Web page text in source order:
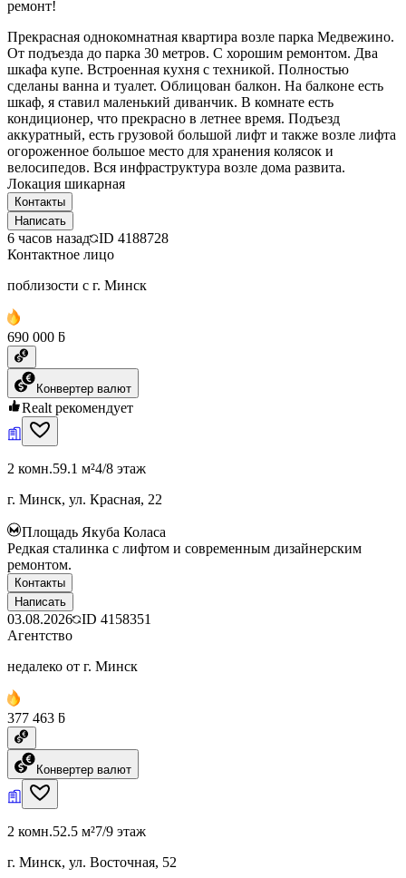
ремонт!
Прекрасная однокомнатная квартира возле парка Медвежино.
От подъезда до парка 30 метров. С хорошим ремонтом. Два
шкафа купе. Встроенная кухня с техникой. Полностью
сделаны ванна и туалет. Облицован балкон. На балконе есть
шкаф, я ставил маленький диванчик. В комнате есть
кондиционер, что прекрасно в летнее время. Подъезд
аккуратный, есть грузовой большой лифт и также возле лифта
огороженное большое место для хранения колясок и
велосипедов. Вся инфраструктура возле дома развита.
Локация шикарная
Контакты
Написать
6 часов назад ID 4188728
Контактное лицо
поблизости с г. Минск
690 000 ƃ
Конвертер валют
Realt рекомендует
2 комн.59.1 м²4/8 этаж
г. Минск, ул. Красная, 22
Площадь Якуба Коласа
Редкая сталинка с лифтом и современным дизайнерским
ремонтом.
Контакты
Написать
03.08.2026 ID 4158351
Агентство
недалеко от г. Минск
377 463 ƃ
Конвертер валют
2 комн.52.5 м²7/9 этаж
г. Минск, ул. Восточная, 52